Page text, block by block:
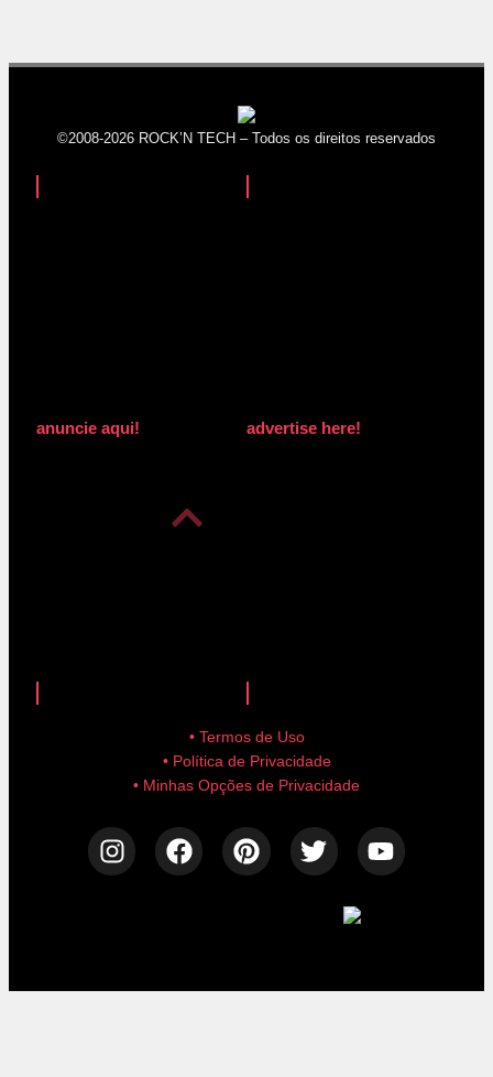
©2008-2026 ROCK’N TECH – Todos os direitos reservados
anuncie aqui! advertise here!
• Termos de Uso
• Política de Privacidade
• Minhas Opções de Privacidade